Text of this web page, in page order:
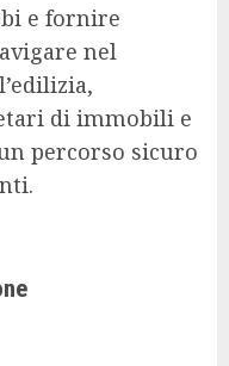
e fornire
nel
di immobili e
percorso sicuro